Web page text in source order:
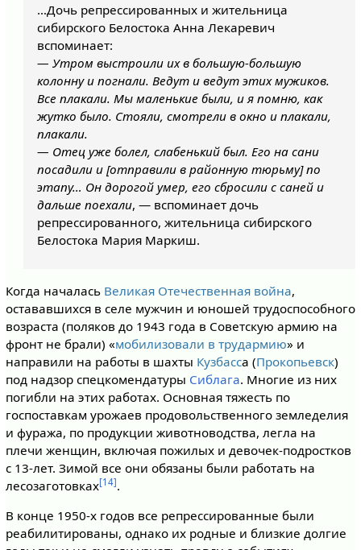
…Дочь репрессированных и жительница
сибирского Белостока Анна Лекаревич
вспоминает:
— Утром выстроили их в большую-большую
колонну и погнали. Ведут и ведут этих мужиков.
Все плакали. Мы маленькие были, и я помню, как
жутко было. Стояли, смотрели в окно и плакали,
плакали.
— Отец уже болел, слабенький был. Его на сани
посадили и [отправили в районную тюрьму] по
этапу… Он дорогой умер, его сбросили с саней и
дальше поехали, — вспоминает дочь
репрессированного, жительница сибирского
Белостока Мария Маркиш.
Когда началась Великая Отечественная война,
остававшихся в селе мужчин и юношей трудоспособного
возраста (поляков до 1943 года в Советскую армию на
фронт не брали) «мобилизовали в трудармию» и
направили на работы в шахты Кузбасса (Прокопьевск)
под надзор спецкомендатуры Сиблага. Многие из них
погибли на этих работах. Основная тяжесть по
госпоставкам урожаев продовольственного земледелия
и фуража, по продукции животноводства, легла на
плечи женщин, включая пожилых и девочек-подростков
с 13-лет. Зимой все они обязаны были работать на
лесозаготовках[14].
В конце 1950-х годов все репрессированные были
реабилитированы, однако их родные и близкие долгие